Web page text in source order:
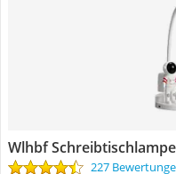
Wlhbf Schreibtischlampe
227